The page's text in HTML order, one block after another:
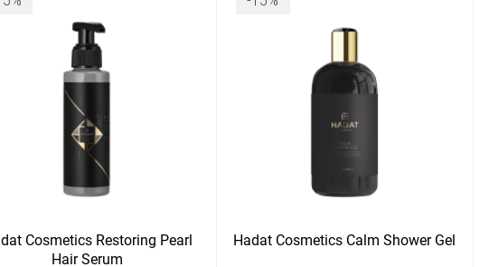
Cosmetics Restoring Pearl
Hair Serum
Hadat Cosmetics Calm Shower Gel